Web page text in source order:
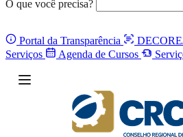
O que você precisa?
Portal da Transparência
Serviços
Agenda de Cursos